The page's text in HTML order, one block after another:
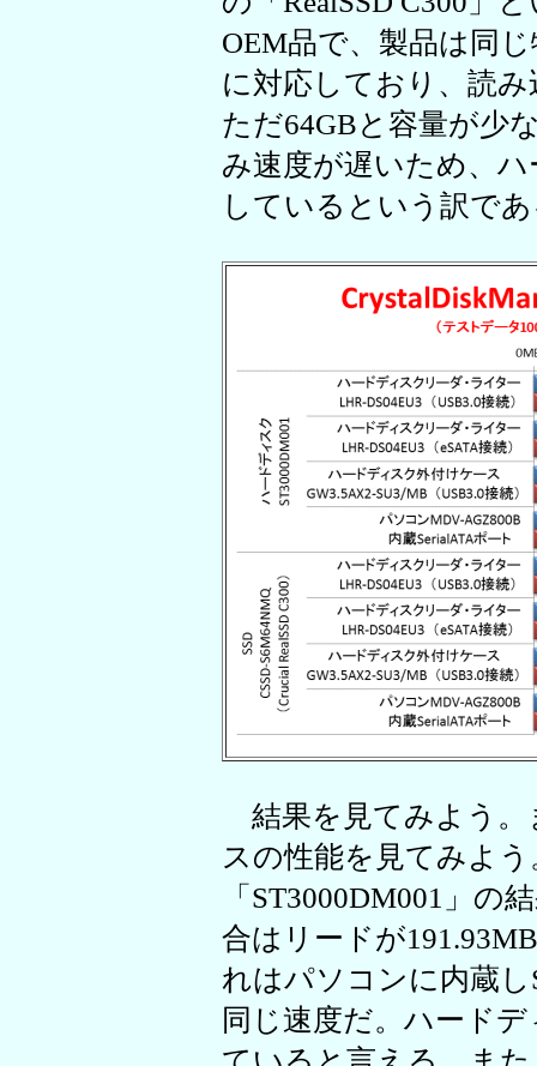
OEM品で、製品は同じ
に対応しており、読
ただ64GBと容量が少
み速度が遅いため、
しているという訳で
結果を見てみよう。
スの性能を見てみよ
「ST3000DM001」の
合はリードが
れはパソコンに内蔵し
同じ速度だ。ハード